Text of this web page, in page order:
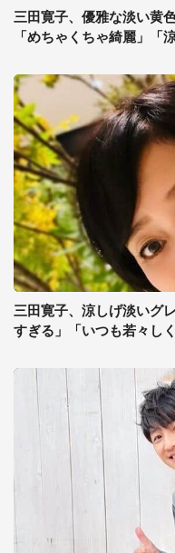
三田寛子、優雅な淡い黄
「めちゃくちゃ綺麗」「
三田寛子、涼しげ淡いグ
すぎる」「いつも若々し